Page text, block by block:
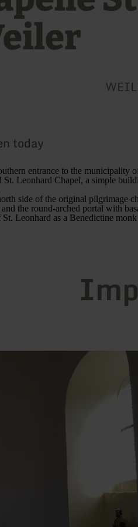
today
entrance to the municipality
St. Leonhard Chapel, a simple
side of the original pilgrimage
the round-arched portal with
Leonhard as a Benedictine